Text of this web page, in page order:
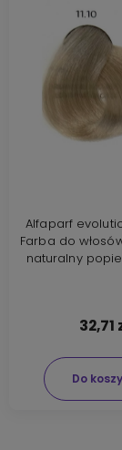
Alfaparf
Farba do
naturalny
32,71
Do